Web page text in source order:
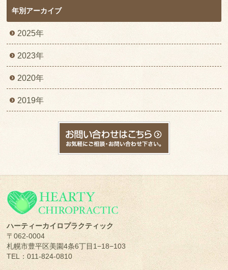
年別アーカイブ
2025年
2023年
2020年
2019年
ハーティーカイロプラクティック
〒062-0004
札幌市豊平区美園4条6丁目1−18−103
TEL：011-824-0810